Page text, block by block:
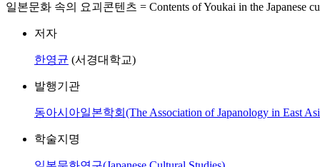
일본문화 속의 요괴콘텐츠 = Contents of Youkai in the Japanese
저자
한영균 (서경대학교)
발행기관
동아시아일본학회(The Association of Japanology in East
학술지명